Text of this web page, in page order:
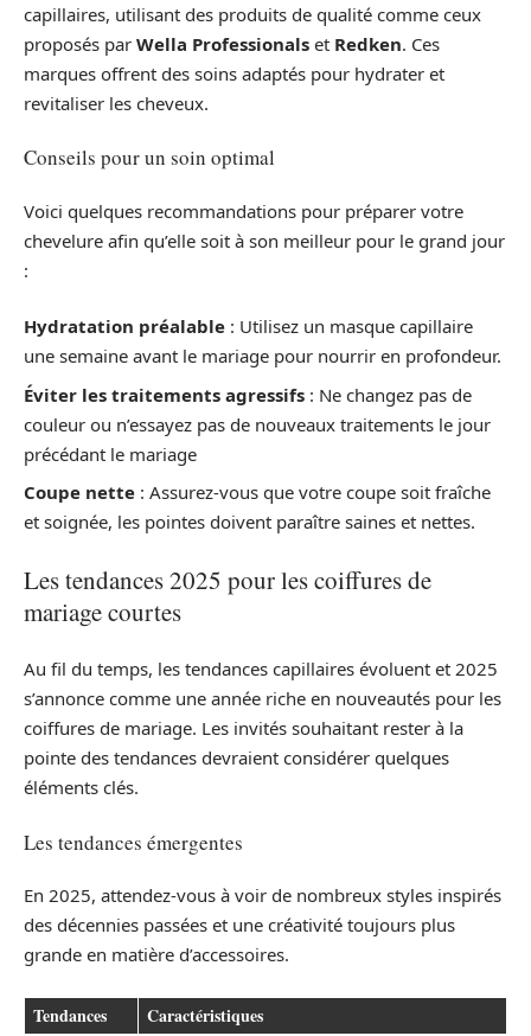
capillaires, utilisant des produits de qualité comme ceux
proposés par Wella Professionals et Redken. Ces
marques offrent des soins adaptés pour hydrater et
revitaliser les cheveux.
Conseils pour un soin optimal
Voici quelques recommandations pour préparer votre
chevelure afin qu’elle soit à son meilleur pour le grand jour
:
Hydratation préalable : Utilisez un masque capillaire
une semaine avant le mariage pour nourrir en profondeur.
Éviter les traitements agressifs : Ne changez pas de
couleur ou n’essayez pas de nouveaux traitements le jour
précédant le mariage
Coupe nette : Assurez-vous que votre coupe soit fraîche
et soignée, les pointes doivent paraître saines et nettes.
Les tendances 2025 pour les coiffures de
mariage courtes
Au fil du temps, les tendances capillaires évoluent et 2025
s’annonce comme une année riche en nouveautés pour les
coiffures de mariage. Les invités souhaitant rester à la
pointe des tendances devraient considérer quelques
éléments clés.
Les tendances émergentes
En 2025, attendez-vous à voir de nombreux styles inspirés
des décennies passées et une créativité toujours plus
grande en matière d’accessoires.
Tendances Caractéristiques